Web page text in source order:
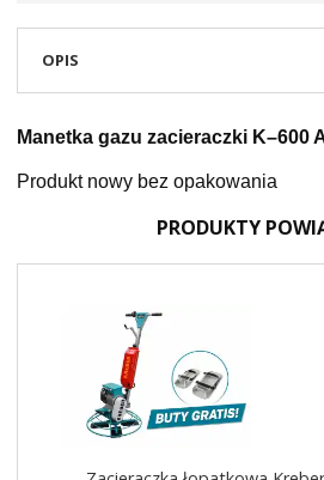
OPIS
Manetka gazu zacieraczki K–600
Produkt nowy bez opakowania
PRODUKTY